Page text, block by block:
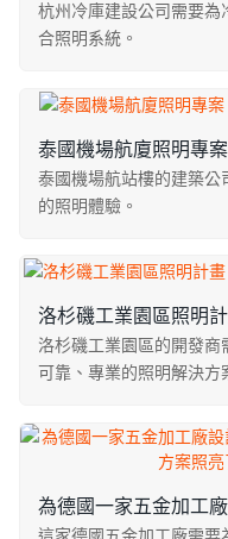
效率
杭州冷庫建設公司需要
合照明系統。
泰國機場航廈照明專
場航廈
泰國機場航站樓的建築
的照明體驗。
洛杉磯工業園區照明
工業園區
洛杉磯工業園區的開發商
可靠、專業的照明解決方
為德國一家五金加工
客製化解決方案照亮